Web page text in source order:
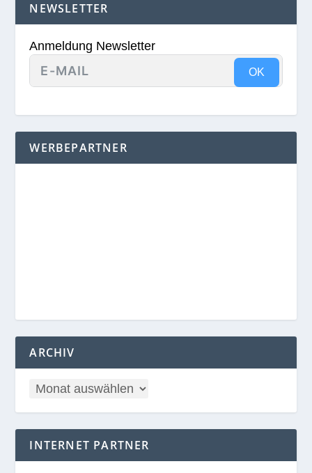
NEWSLETTER
Anmeldung Newsletter
OK
WERBEPARTNER
ARCHIV
INTERNET PARTNER